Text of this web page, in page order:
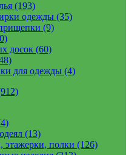
(193)
одежды (35)
(9)
досок (60)
для одежды (4)
(13)
полки (126)